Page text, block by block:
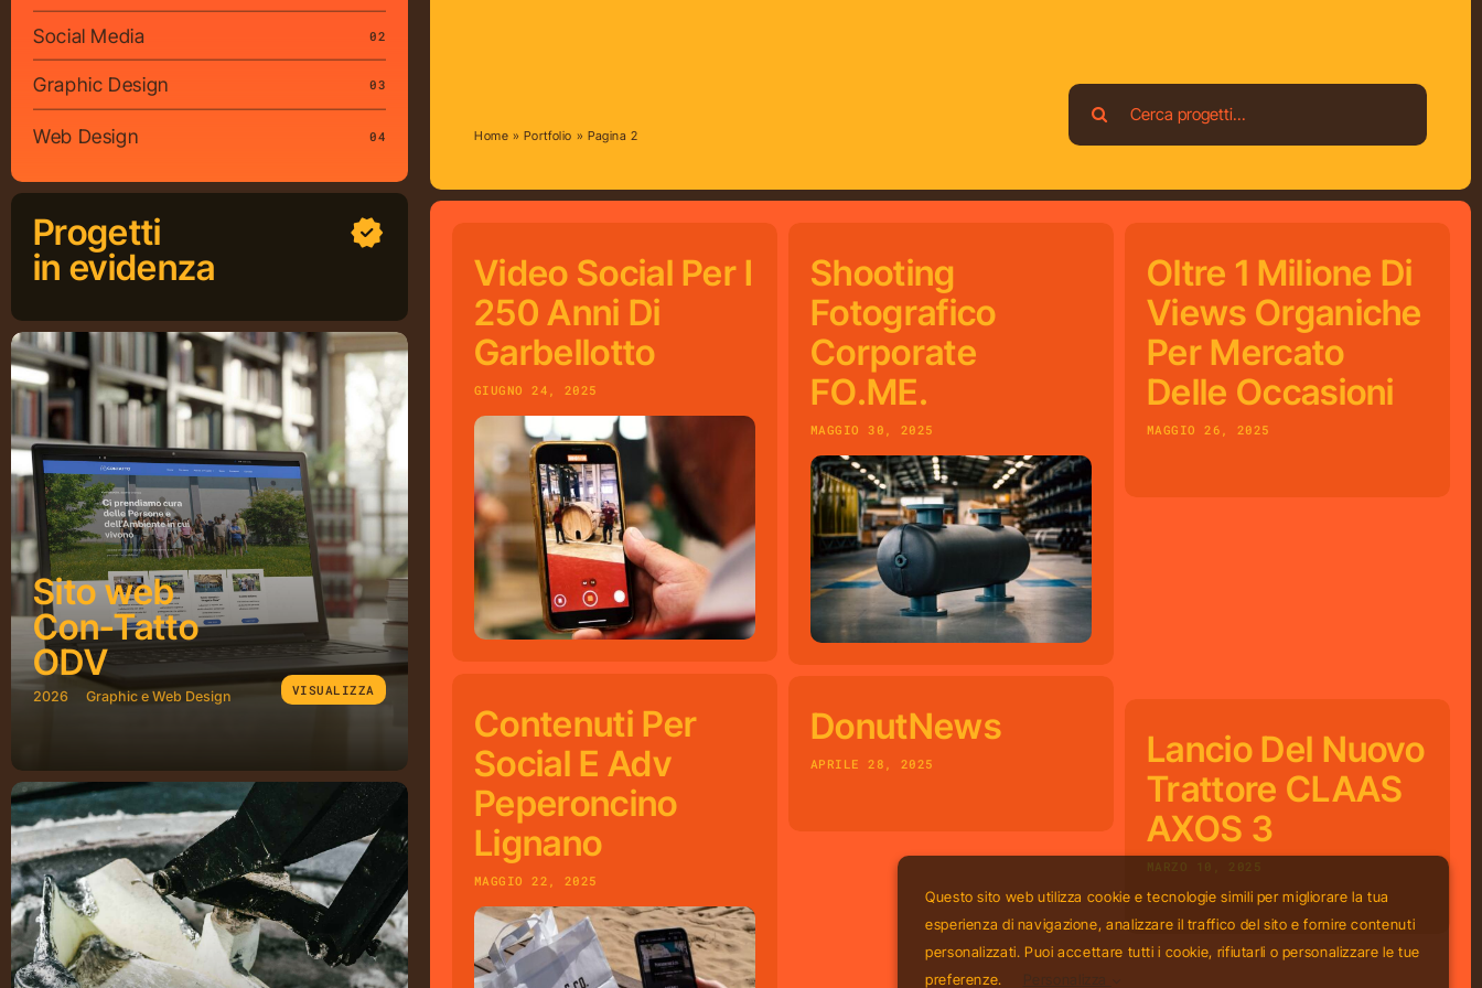
Social Media 02
Graphic Design 03
Web Design 04
Progetti
in evidenza
Sito web
Con-Tatto
ODV
2026 Graphic e Web Design VISUALIZZA
Home »Portfolio » Pagina 2
Search
for:
Video Social Per I
250 Anni Di
Garbellotto
GIUGNO 24, 2025
Shooting
Fotografico
Corporate
FO.ME.
MAGGIO 30, 2025
Oltre 1 Milione Di
Views Organiche
Per Mercato
Delle Occasioni
MAGGIO 26, 2025
Contenuti Per
Social E Adv
Peperoncino
Lignano
MAGGIO 22, 2025
DonutNews
APRILE 28, 2025
Lancio Del Nuovo
Trattore CLAAS
AXOS 3
MARZO 10, 2025
Questo sito web utilizza cookie e tecnologie simili per migliorare la tua
esperienza di navigazione, analizzare il traffico del sito e fornire contenuti
personalizzati. Puoi accettare tutti i cookie, rifiutarli o personalizzare le tue
preferenze.
Personalizza